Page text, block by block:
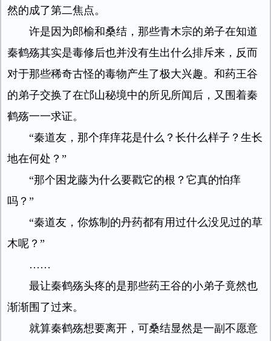
然的成了第二焦点。
许是因为郎榆和桑结，那些青木宗的弟子在知道
秦鹤殇其实是毒修后也并没有生出什么排斥来，反而
对于那些稀奇古怪的毒物产生了极大兴趣。和药王谷
的弟子交换了在邙山秘境中的所见所闻后，又围着秦
鹤殇一一求证。
“秦道友，那个痒痒花是什么？长什么样子？生长
地在何处？”
“那个困龙藤为什么要戳它的根？它真的怕痒
吗？”
“秦道友，你炼制的丹药都有用过什么没见过的草
木呢？”
……
最让秦鹤殇头疼的是那些药王谷的小弟子竟然也
渐渐围了过来。
就算秦鹤殇想要离开，可桑结显然是一副不愿意